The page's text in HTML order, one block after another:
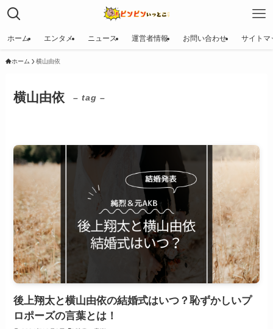
ホーム エンタメ ニュース 運営者情報 お問い合わせ サイトマ
ホーム 横山由依
横山由依 – tag –
後上翔太と横山由依の結婚式はいつ？恥ずかしいプ
ロポーズの言葉とは！